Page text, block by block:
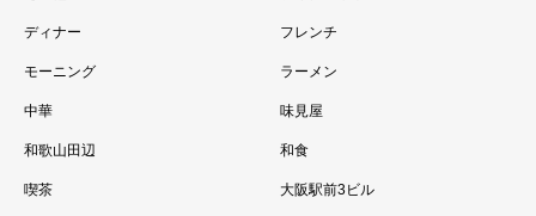
ディナー フレンチ
モーニング ラーメン
中華 味見屋
和歌山田辺 和食
喫茶 大阪駅前3ビル